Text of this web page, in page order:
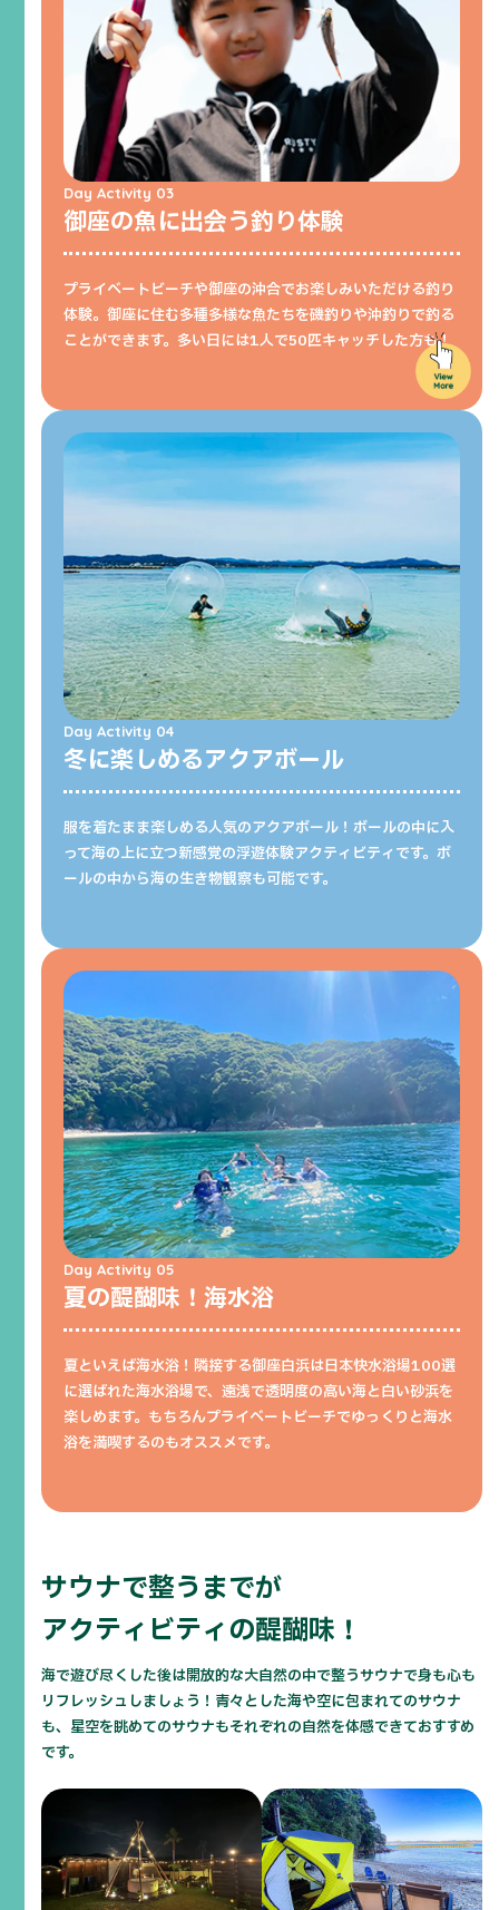
Day Activity 03
御座の魚に出会う釣り体験
プライベートビーチや御座の沖合でお楽しみいただける釣り
体験。御座に住む多種多様な魚たちを磯釣りや沖釣りで釣る
ことができます。多い日には1人で50匹キャッチした方も！
Day Activity 04
冬に楽しめるアクアボール
服を着たまま楽しめる人気のアクアボール！ボールの中に入
って海の上に立つ新感覚の浮遊体験アクティビティです。ボ
ールの中から海の生き物観察も可能です。
Day Activity 05
夏の醍醐味！海水浴
夏といえば海水浴！隣接する御座白浜は日本快水浴場100選
に選ばれた海水浴場で、遠浅で透明度の高い海と白い砂浜を
楽しめます。もちろんプライベートビーチでゆっくりと海水
浴を満喫するのもオススメです。
サウナで整うまでが
アクティビティの醍醐味！
海で遊び尽くした後は開放的な大自然の中で整うサウナで身も心も
リフレッシュしましょう！青々とした海や空に包まれてのサウナ
も、星空を眺めてのサウナもそれぞれの自然を体感できておすすめ
です。